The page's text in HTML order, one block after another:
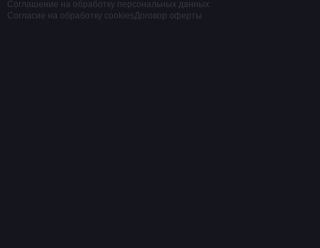
Соглашение на обработку персональных данных
Согласие на обработку cookiesДоговор оферты